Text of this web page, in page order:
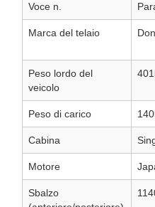
Voce n.
Marca del telaio
Peso lordo del
veicolo
Peso di carico
Cabina
Motore
Sbalzo